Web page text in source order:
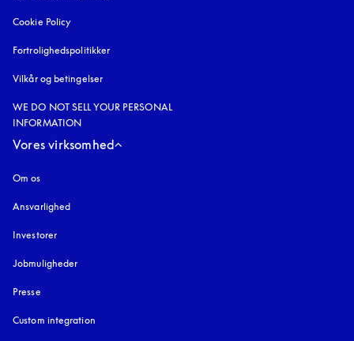
Cookie Policy
Fortrolighedspolitikker
Vilkår og betingelser
WE DO NOT SELL YOUR PERSONAL
INFORMATION
Vores virksomhed
Om os
Ansvarlighed
Investorer
Jobmuligheder
Presse
Custom integration